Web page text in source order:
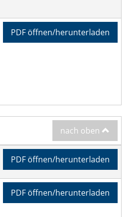
PDF öffnen/herunterladen
nach oben
PDF öffnen/herunterladen
PDF öffnen/herunterladen